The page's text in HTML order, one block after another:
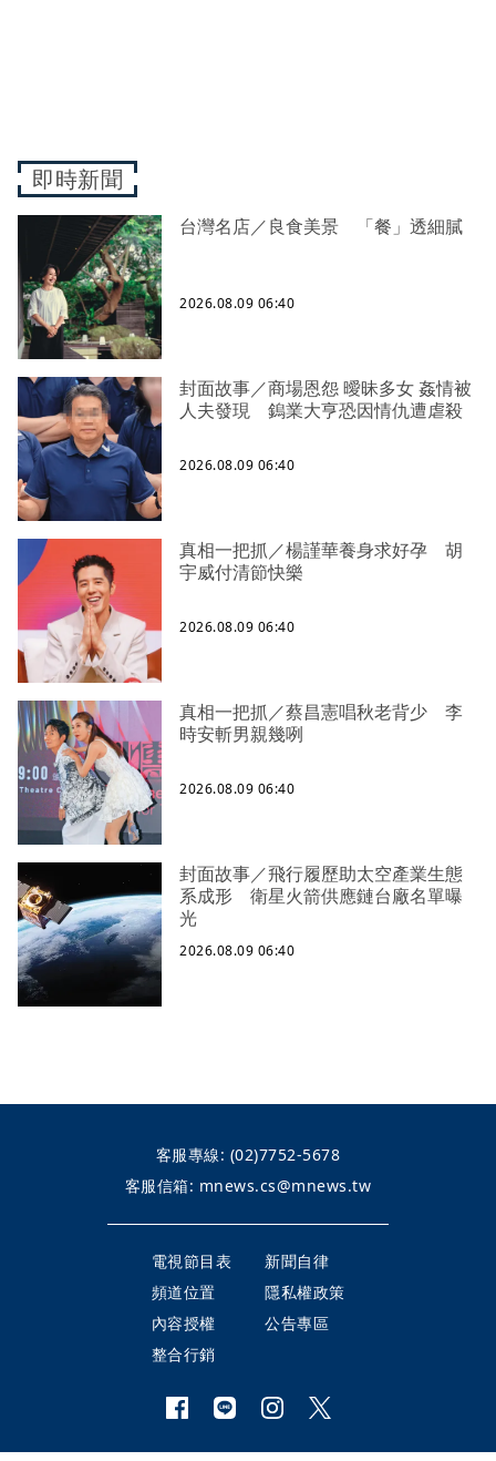
即時新聞
台灣名店／良食美景 「餐」透細膩
2026.08.09 06:40
封面故事／商場恩怨 曖昧多女 姦情被
人夫發現 鎢業大亨恐因情仇遭虐殺
2026.08.09 06:40
真相一把抓／楊謹華養身求好孕 胡
宇威付清節快樂
2026.08.09 06:40
真相一把抓／蔡昌憲唱秋老背少 李
時安斬男親幾咧
2026.08.09 06:40
封面故事／飛行履歷助太空產業生態
系成形 衛星火箭供應鏈台廠名單曝
光
2026.08.09 06:40
客服專線: (02)7752-5678
客服信箱: mnews.cs@mnews.tw
電視節目表
新聞自律
頻道位置
隱私權政策
內容授權
公告專區
整合行銷